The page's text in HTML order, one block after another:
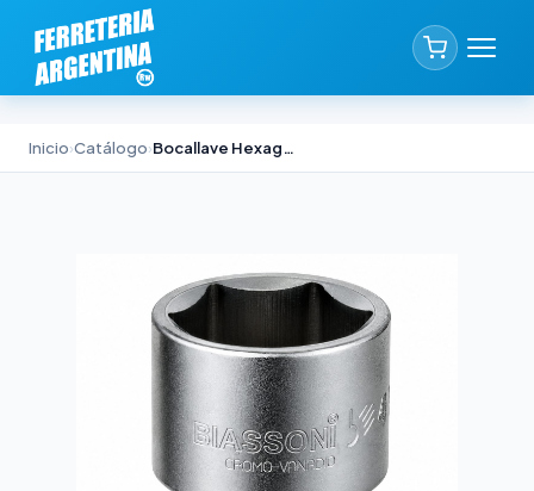
Inicio›Catálogo› Bocallave Hexagonal SAE 1/2" Biassoni 13/16"